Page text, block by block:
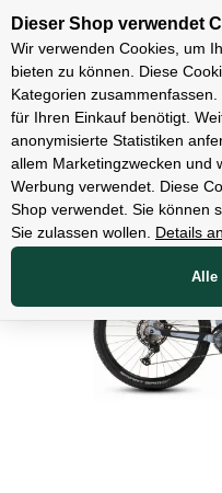
E-Bikes
Dieser Shop verwendet
Wir verwenden Cookies, um
bieten zu können. Diese
Kategorien
für Ihren Einkauf benötigt.
anonymisierte Statistiken
allem Marketingzwecken und
Werbung verwendet. Diese
Shop verwendet. Sie können
Sie zulassen wollen.
Details
Alle